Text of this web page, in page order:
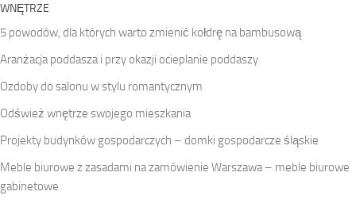
WNĘTRZE
5 powodów, dla których warto zmienić kołdrę na bambusową
Aranżacja poddasza i przy okazji ocieplanie poddaszy
Ozdoby do salonu w stylu romantycznym
Odśwież wnętrze swojego mieszkania
Projekty budynków gospodarczych – domki gospodarcze śląskie
Meble biurowe z zasadami na zamówienie Warszawa – meble biurowe
gabinetowe